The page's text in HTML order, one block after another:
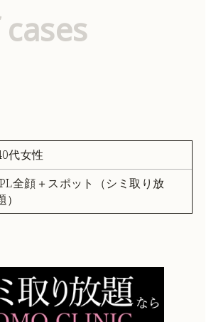
代女性
全顔＋スポット（シミ取り放
）